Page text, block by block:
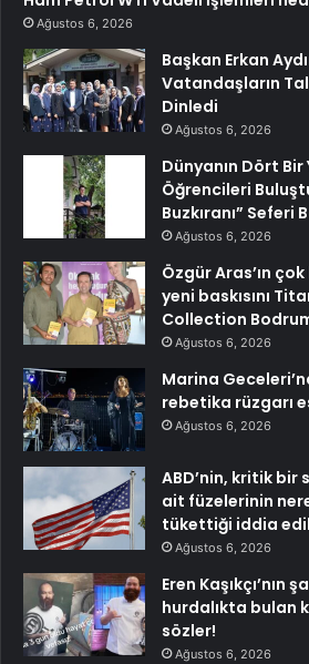
Ağustos 6, 2026
Başkan Erkan
Vatandaşların
Dinledi
Ağustos 6, 2026
Dünyanın Dört Bir
Öğrencileri
Buzkıranı” Seferi
Ağustos 6, 2026
Özgür Aras’ın
yeni baskısını
Collection
Ağustos 6, 2026
Marina
rebetika rüzgarı
Ağustos 6, 2026
ABD’nin, kritik
ait füzelerinin
tükettiği iddia
Ağustos 6, 2026
Eren
hurdalıkta bulan
sözler!
Ağustos 6, 2026